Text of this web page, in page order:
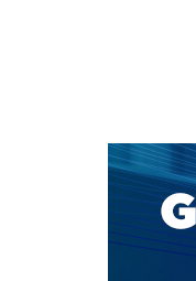
CAPA
PORTAL DE
PARA
Capa